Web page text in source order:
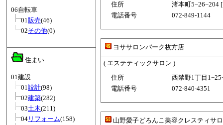
06自転車
01販売(46)
02その他(0)
住まい
01建設
01設計(98)
02建築(282)
03土木(211)
04 リフォーム(158)
住所
渚本町5−26−204
電話番号
072-849-1144
ヨササロンパーク枚方店
( エステティックサロン )
住所
西禁野1丁目
電話番号
072-840-4351
山野愛子どろんこ美容クレスティサ